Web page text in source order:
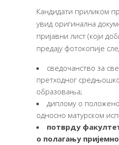
Кандидати приликом
увид оригинална
пријавни лист (који
предају фотокопије
сведочанство за
претходног
образовања;
диплому о
односно матурском
потврду
о полагању